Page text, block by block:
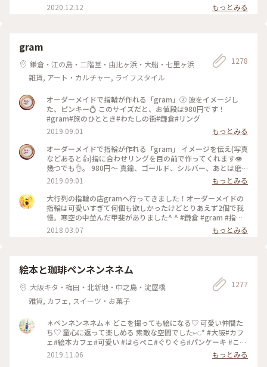
2020.12.12
もっとみる
gram
鎌倉・江の島・二階堂・由比ヶ浜・大船・七里ヶ浜
雑貨, アート・カルチャー, ライフスタイル
1278
オーダーメイドで指輪が作れる「gram」② 波をイメージし
た、ピンキー💍 このサイズだと、お値段は980円です！
#gram#旅のひととき#わたしの街#鎌倉#リング
2019.09.01
もっとみる
オーダーメイドで指輪が作れる「gram」 イメージを伝え(写真
などあると👍)指に合わせリングを目の前で作ってくれます👁
幾つでも👌。 980円〜 真鍮、ゴールド、シルバー、あとは磨
きをかけるかマットな感じにするか💍😊✨✨ 今回は、左からピ
ンキー、中指、親指と作りました😅 いつもは行列がすごいの
に、この日、整理券なし、30分並び入れました😱😱‼️(平日の
夕方) 皆さん、カップルもいだけど、グループで来られ旅の思
い出に作られたりしている方が多かったです😊 まさか、入れ
ると思わなかったので、待ち時間に情報収集し勢いで作ったリ
ング。それでも、なんだか愛着がわきますね… 次は、重ね付け
2019.09.01
もっとみる
大行列の指輪の店gramへ行ってきました！オーダーメイドの
指輪は可愛いすぎて何個も欲しかったけどとりあえず2個で我
慢。寒空の中並んだ甲斐がありました^ ^ #鎌倉 #gram #指輪
#オーダーメイド
2018.03.07 もっとみる
絵本と珈琲ペンネンネネム
大阪キタ・梅田・北新地・中之島・淀屋橋
雑貨, カフェ, スイーツ・お菓子
1277
＊ペンネンネネム＊ どこを撮っても絵になる♡ 可愛い仲間た
ち♡ 童心に返って楽しめる 素敵な空間でした⑅︎◡̈︎* #大阪#カフ
ェ#絵本カフェ#可愛い #はらぺこ#ぐりぐら#パンケーキ #こと
りっぷ大阪
2019.11.06
もっとみる